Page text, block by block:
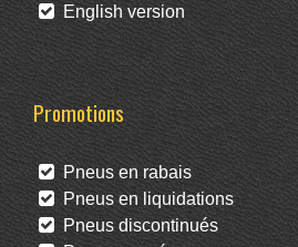
English version
Promotions
Pneus en rabais
Pneus en liquidations
Pneus discontinués